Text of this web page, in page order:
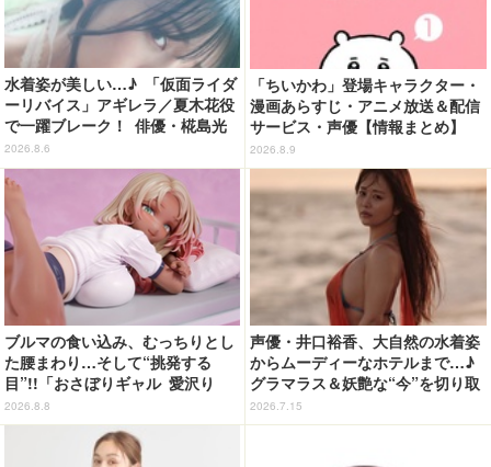
水着姿が美しい…♪ 「仮面ライダ
ーリバイス」アギレラ／夏木花役
で一躍ブレーク！ 俳優・椛島光
の2nd写真集が予約開始
2026.8.6
「ちいかわ」登場キャラクター・
漫画あらすじ・アニメ放送＆配信
サービス・声優【情報まとめ】
2026.8.9
ブルマの食い込み、むっちりとし
た腰まわり…そして“挑発する
目”!!「おさぼりギャル 愛沢り
さ」フィギュアで新登場
2026.8.8
声優・井口裕香、大自然の水着姿
からムーディーなホテルまで…♪
グラマラス＆妖艶な“今”を切り取
り！3冊目写真集が発売中
2026.7.15